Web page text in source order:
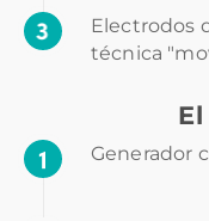
Electrodos
técnica
Generador